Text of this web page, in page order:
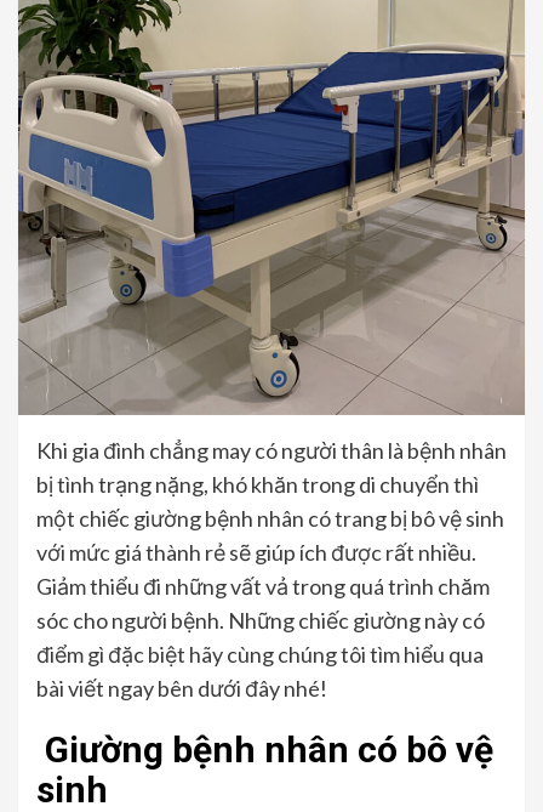
Khi gia đình chẳng may có người thân là bệnh nhân
bị tình trạng nặng, khó khăn trong di chuyển thì
một chiếc giường bệnh nhân có trang bị bô vệ sinh
với mức giá thành rẻ sẽ giúp ích được rất nhiều.
Giảm thiểu đi những vất vả trong quá trình chăm
sóc cho người bệnh. Những chiếc giường này có
điểm gì đặc biệt hãy cùng chúng tôi tìm hiểu qua
bài viết ngay bên dưới đây nhé!
Giường bệnh nhân có bô vệ
sinh